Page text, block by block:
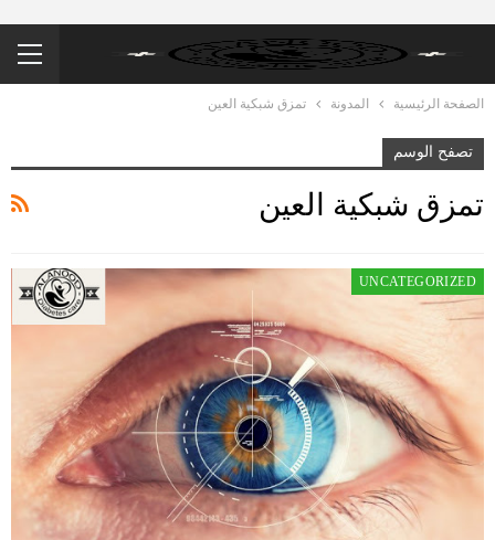
الصفحة الرئيسية المدونة تمزق شبكية العين
تصفح الوسم
تمزق شبكية العين
UNCATEGORIZED